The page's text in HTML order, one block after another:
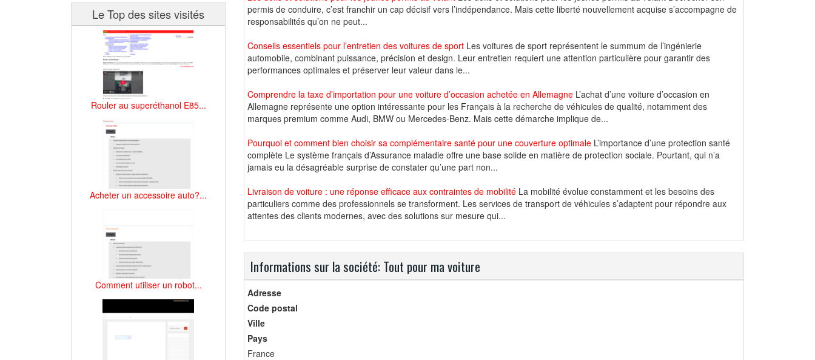
Le Top des sites visités
Rouler au superéthanol E85...
Acheter un accessoire auto?...
Comment utiliser un robot...
permis de conduire, c’est franchir un cap décisif vers l’indépendance. Mais cette liberté nouvellement acquise s’accompagne de
responsabilités qu’on ne peut...
Conseils essentiels pour l’entretien des voitures de sport Les voitures de sport représentent le summum de l’ingénierie
automobile, combinant puissance, précision et design. Leur entretien requiert une attention particulière pour garantir des
performances optimales et préserver leur valeur dans le...
Comprendre la taxe d’importation pour une voiture d’occasion achetée en Allemagne L’achat d’une voiture d’occasion en
Allemagne représente une option intéressante pour les Français à la recherche de véhicules de qualité, notamment des
marques premium comme Audi, BMW ou Mercedes-Benz. Mais cette démarche implique de...
Pourquoi et comment bien choisir sa complémentaire santé pour une couverture optimale L’importance d’une protection santé
complète Le système français d’Assurance maladie offre une base solide en matière de protection sociale. Pourtant, qui n’a
jamais eu la désagréable surprise de constater qu’une part non...
Livraison de voiture : une réponse efficace aux contraintes de mobilité La mobilité évolue constamment et les besoins des
particuliers comme des professionnels se transforment. Les services de transport de véhicules s’adaptent pour répondre aux
attentes des clients modernes, avec des solutions sur mesure qui...
Informations sur la société: Tout pour ma voiture
Adresse
Code postal
Ville
Pays
France